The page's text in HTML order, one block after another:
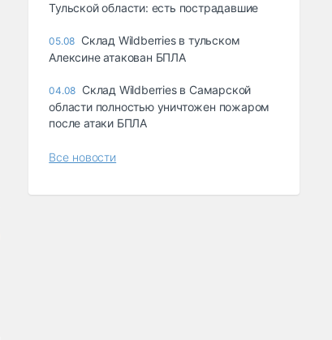
Тульской области: есть пострадавшие
05.08 Склад Wildberries в тульском
Алексине атакован БПЛА
04.08 Склад Wildberries в Самарской
области полностью уничтожен пожаром
после атаки БПЛА
Все новости